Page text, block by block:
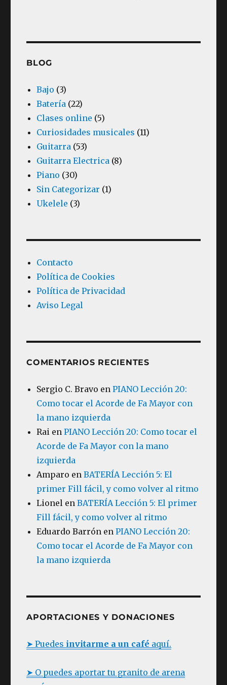
BLOG
Bajo (3)
Batería (22)
Clases online (5)
Curiosidades musicales (11)
Guitarra (53)
Guitarra Electrica (8)
Piano (30)
Sin Categorizar (1)
Ukelele (3)
Contacto
Política de Cookies
Política de Privacidad
Aviso Legal
COMENTARIOS RECIENTES
Sergio C. Bravo enPIANO Lección 20:
Como tocar el Acorde de Fa Mayor con
la mano izquierda
Rai enPIANO Lección 20: Como tocar el
Acorde de Fa Mayor con la mano
izquierda
Amparo enBATERÍA Lección 5: El
primer Fill fácil, y como volver al ritmo
Lionel enBATERÍA Lección 5: El primer
Fill fácil, y como volver al ritmo
Eduardo Barrón enPIANO Lección 20:
Como tocar el Acorde de Fa Mayor con
la mano izquierda
APORTACIONES Y DONACIONES
➤ Puedes invitarme a un café aquí.
➤ O puedes aportar tu granito de arena